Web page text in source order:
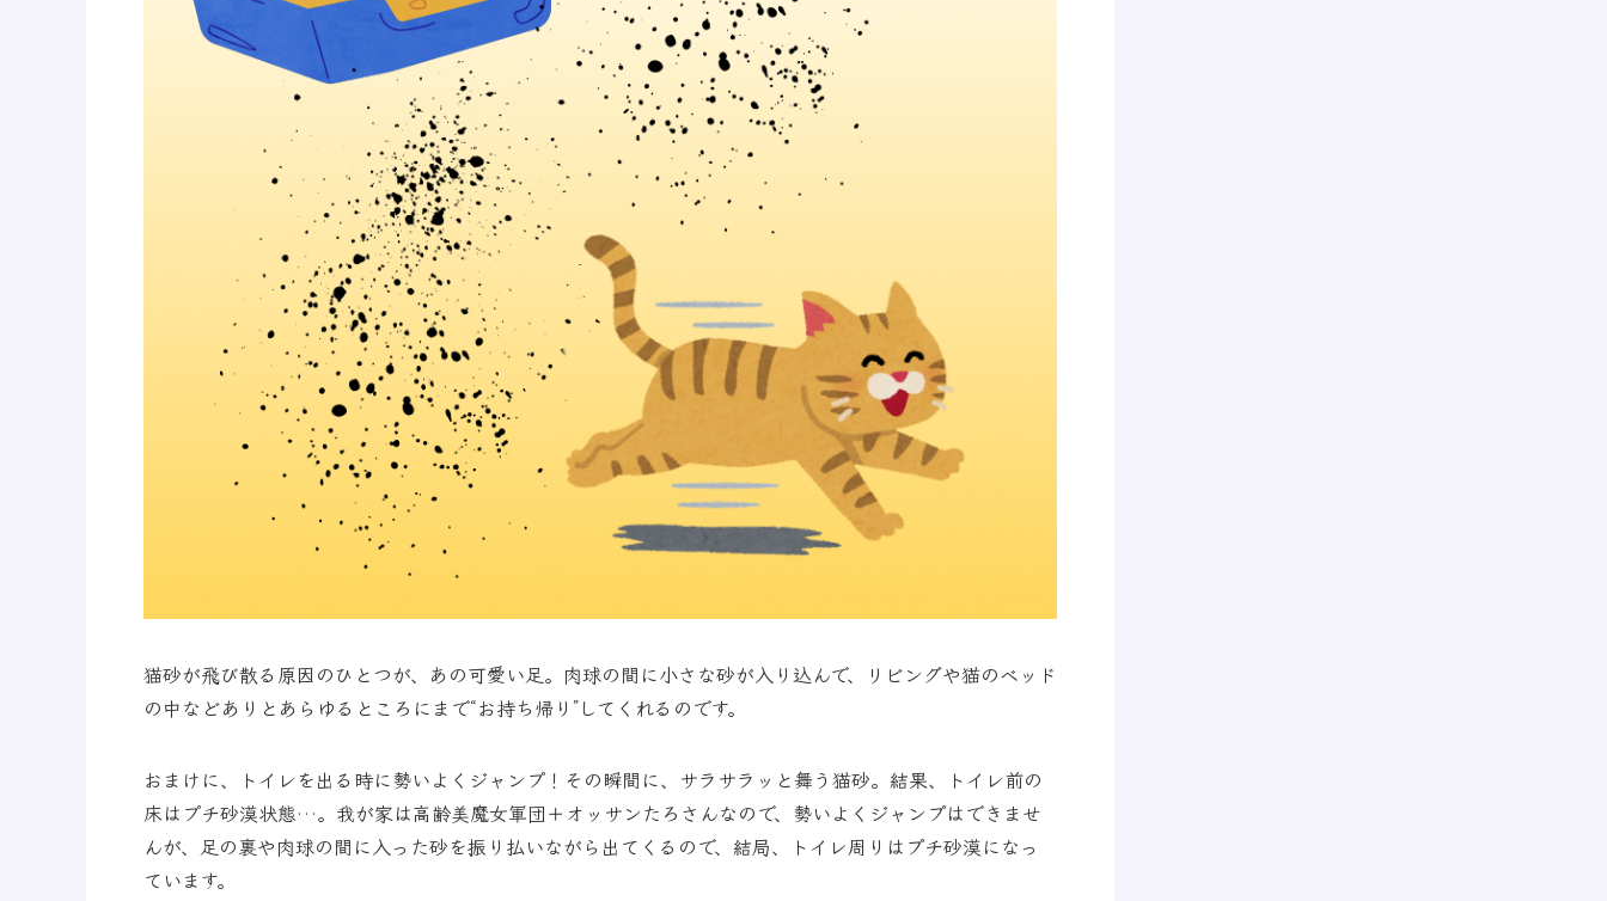
猫砂が飛び散る原因のひとつが、あの可愛い足。肉球の間に小さな砂が入り込んで、リビングや猫のベッド
の中などありとあらゆるところにまで“お持ち帰り”してくれるのです。
おまけに、トイレを出る時に勢いよくジャンプ！その瞬間に、サラサラッと舞う猫砂。結果、トイレ前の
床はプチ砂漠状態…。我が家は高齢美魔女軍団＋オッサンたろさんなので、勢いよくジャンプはできませ
んが、足の裏や肉球の間に入った砂を振り払いながら出てくるので、結局、トイレ周りはプチ砂漠になっ
ています。